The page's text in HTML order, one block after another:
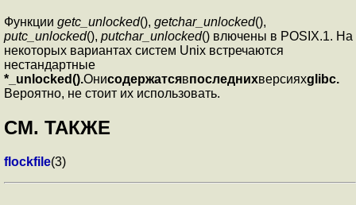
Функции getc_unlocked(), getchar_unlocked(),
putc_unlocked(), putchar_unlocked() влючены в POSIX.1. На
некоторых вариантах систем Unix встречаются
нестандартные
*_unlocked().Онисодержатсявпоследнихверсияхglibc.
Вероятно, не стоит их использовать.
СМ. ТАКЖЕ
flockfile(3)